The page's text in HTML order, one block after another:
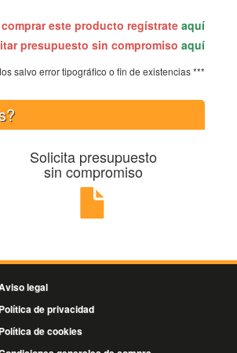
este producto regístrateaquí
presupuesto sin compromiso aquí
salvo error tipográfico o fin de existencias ***
Solicita presupuesto
sin compromiso
legal
Política de privacidad
Política de cookies